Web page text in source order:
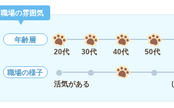
職場の雰囲気
年齢層
20代
30代 40代 50代
職場の様子
活気がある